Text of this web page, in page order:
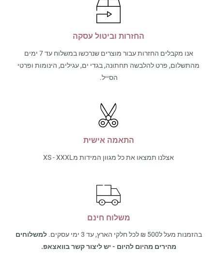
החזרות וביטול עסקה
אנו מקבלים החזרות עבור מוצרים שנרכשו במשלוח עד 7 ימים
מהתשלום, פרט להלבשה תחתונה, בגדי ים, עגילים, הינומות ופרטי
הסייל.
התאמה אישית
אצלנו תמצאו את כל מגוון המידות מXS - XXXL
משלוח חינם
בהזמנות מעל ל500 ₪ לכל חלקי הארץ, עד 3 ימי עסקים.
למשלוחים
מהירים מהיום להיום - יש ליצור קשר בוואצאפ.